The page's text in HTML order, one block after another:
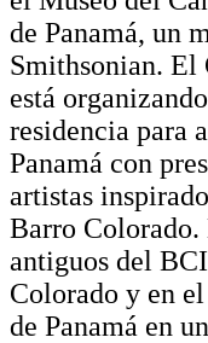
de Panamá, un
Smithsonian. El
está
residencia para
Panamá con
artistas
Barro Colorado.
antiguos del
Colorado y en
de Panamá en